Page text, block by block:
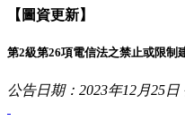
【圖資更新】
第2級第26項電信法之禁止或限制
公告日期：2023年12月25日